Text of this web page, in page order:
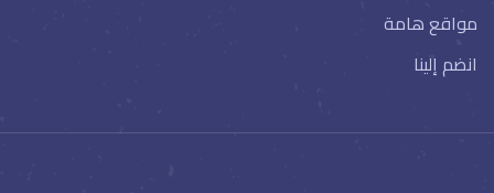
مواقع هامة
انضم إلينا